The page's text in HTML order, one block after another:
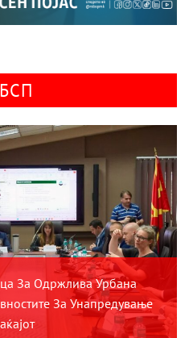
За Одржлива Урбана
За Унапредување